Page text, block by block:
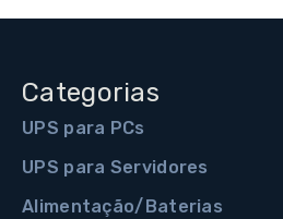
Categorias
UPS para PCs
UPS para Servidores
Alimentação/Baterias